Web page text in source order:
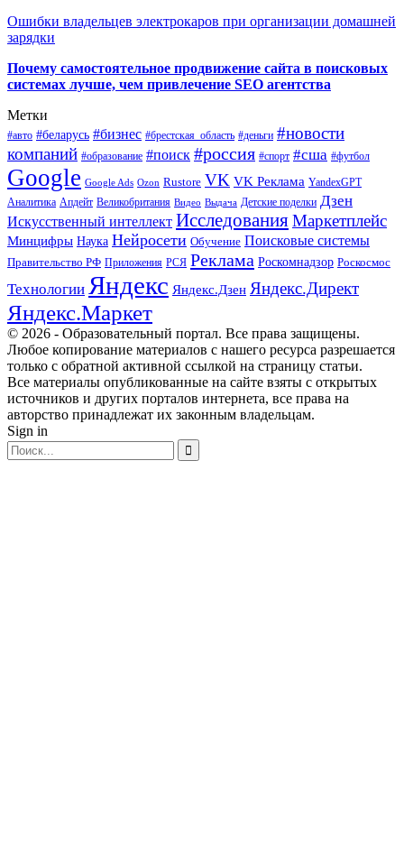
Ошибки владельцев электрокаров при организации домашней
зарядки
Почему самостоятельное продвижение сайта в поисковых
системах лучше, чем привлечение SEO агентства
Метки
#авто #беларусь #бизнес #брестская_область #деньги #новости
компаний #образование #поиск #россия #спорт #сша #футбол
Google Google Ads Ozon Rustore VK VK Реклама YandexGPT
Аналитика Апдейт Великобритания Видео Выдача Детские поделки Дзен
Искусственный интеллект ИсследованияМаркетплейс
Минцифры Наука Нейросети Обучение Поисковые системы
Правительство РФ Приложения РСЯ Реклама Роскомнадзор Роскосмос
Технологии Яндекс Яндекс.Дзен Яндекс.Директ
Яндекс.Маркет
© 2026 - Образовательный портал. Все права защищены.
Любое копирование материалов с нашего ресурса разрешается
только с обратной активной ссылкой на страницу статьи.
Все материалы опубликованные на сайте взяты с открытых
источников и других порталов интернета, все права на
авторство принадлежат их законным владельцам.
Sign in